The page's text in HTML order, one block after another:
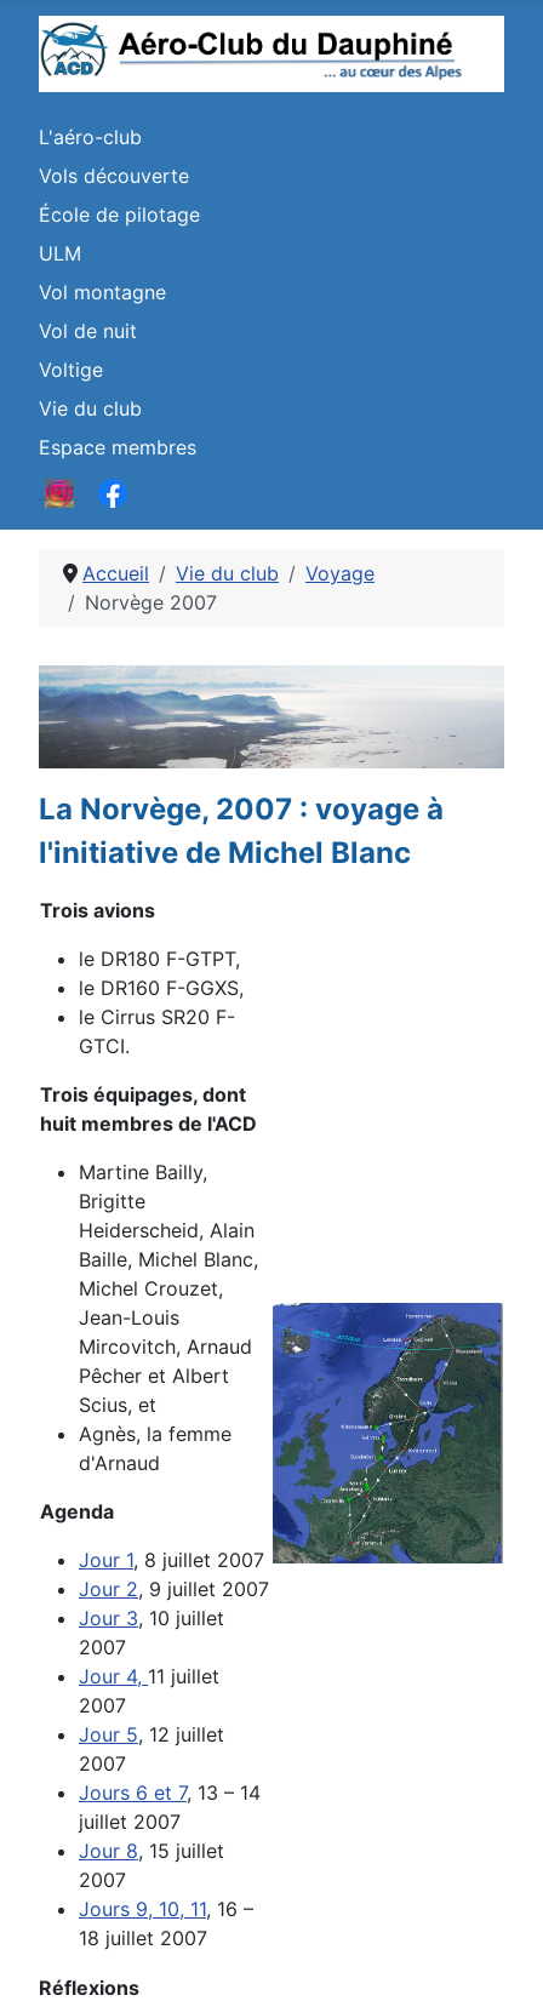
L'aéro-club
Vols découverte
École de pilotage
ULM
Vol montagne
Vol de nuit
Voltige
Vie du club
Espace membres
Accueil Vie du club
Voyage
Norvège 2007
Détails
La Norvège, 2007 : voyage à
l'initiative de Michel Blanc
Trois avions
le DR180 F-GTPT,
le DR160 F-GGXS,
le Cirrus SR20 F-
GTCI.
Trois équipages, dont
huit membres de l'ACD
Martine Bailly,
Brigitte
Heiderscheid, Alain
Baille, Michel Blanc,
Michel Crouzet,
Jean-Louis
Mircovitch, Arnaud
Pêcher et Albert
Scius, et
Agnès, la femme
d'Arnaud
Agenda
Jour 1, 8 juillet 2007
Jour 2, 9 juillet 2007
Jour 3, 10 juillet
2007
Jour 4, 11 juillet
2007
Jour 5, 12 juillet
2007
Jours 6 et 7, 13 – 14
juillet 2007
Jour 8, 15 juillet
2007
Jours 9, 10, 11, 16 –
18 juillet 2007
Réflexions